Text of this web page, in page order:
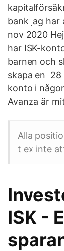
bank jag har
nov 2020
har ISK-
barnen och
skapa en 28
konto i
Avanza är
Alla
t ex inte
ISK -